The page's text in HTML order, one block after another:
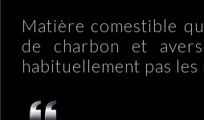
Matière comestible
de charbon et
habituellement pas